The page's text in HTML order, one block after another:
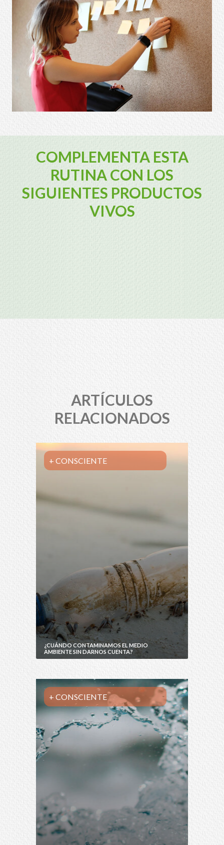
COMPLEMENTA ESTA
RUTINA CON LOS
SIGUIENTES PRODUCTOS
VIVOS
ARTÍCULOS
RELACIONADOS
+ CONSCIENTE
¿CUÁNDO CONTAMINAMOS EL MEDIO
AMBIENTE SIN DARNOS CUENTA?
+ CONSCIENTE